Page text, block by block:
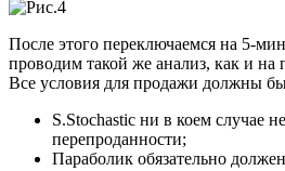
После этого переключаемся на 5-
проводим такой же анализ, как и
Все условия для продажи должны
S.Stochastic ни в коем случае
перепроданности;
Параболик обязательно